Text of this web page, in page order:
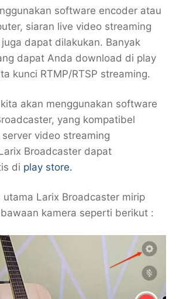
software encoder atau
siaran live video streaming
dapat dilakukan. Banyak
dapat Anda download di play
kunci RTMP/RTSP streaming.
akan menggunakan software
yang kompatibel
video streaming
Broadcaster dapat
di play store.
utama Larix Broadcaster mirip
kamera seperti berikut :